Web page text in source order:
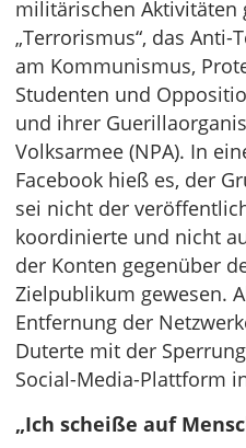
militärischen Aktivitäten
„Terrorismus“, das Anti-
am Kommunismus,
Studenten und
und ihrer
Volksarmee (NPA). In
Facebook hieß es, der
sei nicht der
koordinierte und nicht
der Konten gegenüber
Zielpublikum gewesen.
Entfernung der
Duterte mit der
Social-Media-Plattform
„Ich scheiße auf